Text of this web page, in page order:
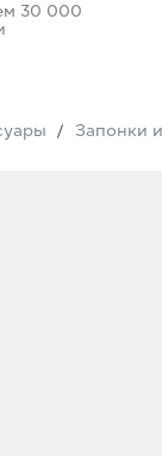
30 000
Запонки